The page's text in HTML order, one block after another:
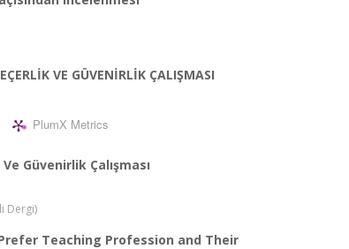
VE GÜVENİRLİK ÇALIŞMASI
PlumX Metrics
Güvenirlik Çalışması
Dergi)
Teaching Profession and Their